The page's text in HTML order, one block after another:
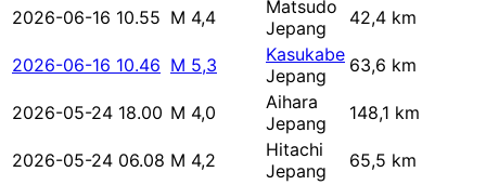
2026-06-16 10.55 M 4,4
Matsudo
Jepang
42,4 km
2026-06-16 10.46 M 5,3
Kasukabe
Jepang
63,6 km
2026-05-24 18.00 M 4,0
Aihara
Jepang
148,1 km
2026-05-24 06.08 M 4,2
Hitachi
Jepang
65,5 km